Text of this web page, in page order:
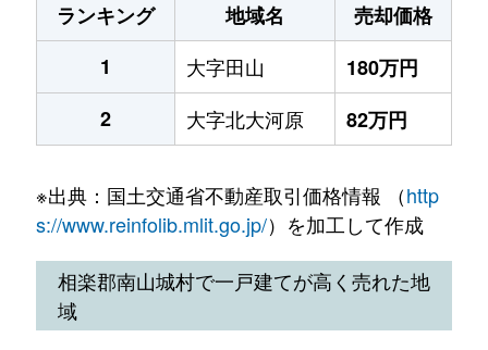
ランキング
地域名
売却価格
1
大字田山
180万円
2
大字北大河原 82万円
※出典：国土交通省不動産取引価格情報 （http
s://www.reinfolib.mlit.go.jp/）を加工して作成
相楽郡南山城村で一戸建てが高く売れた地
域